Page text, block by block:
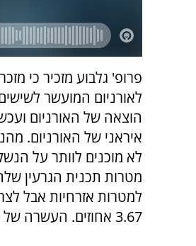
פרופ' גלבוע מזכיר כי
לאורניום המועשר
הוצאה של האורניום
איראני של האורניום.
לא מוכנים לוותר על
מטרות תכנית הגרעין
למטרות אזרחיות אבל
3.67 אחוזים. העשרה של שישים אחוז היא למטרת נשק".